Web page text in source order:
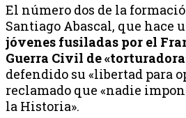
El número dos de la
Santiago Abascal, que hace
jóvenes fusiladas por el
Guerra Civil de
defendido su «libertad para
reclamado que «nadie
la Historia».